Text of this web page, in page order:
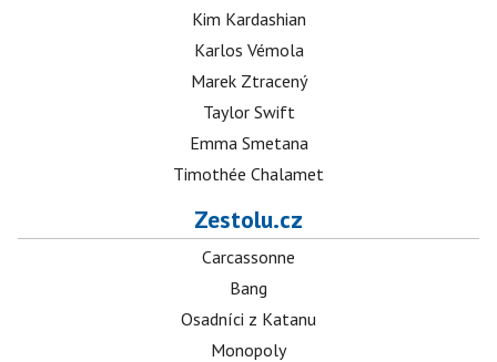
Kim Kardashian
Karlos Vémola
Marek Ztracený
Taylor Swift
Emma Smetana
Timothée Chalamet
Zestolu.cz
Carcassonne
Bang
Osadníci z Katanu
Monopoly